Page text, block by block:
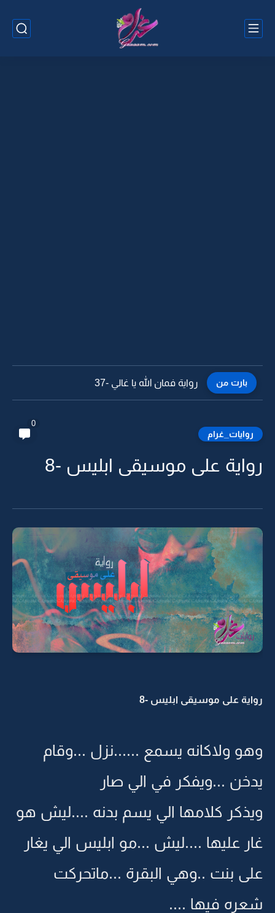
بارت من رواية فمان الله يا غالي -36
روايات_غرام
0
رواية على موسيقى ابليس -8
رواية على موسيقى ابليس -8
وهو ولاكانه يسمع ......نزل ...وقام
يدخن ...ويفكر في الي صار
ويذكر كلامها الي يسم بدنه ....ليش هو
غار عليها ....ليش ...مو ابليس الي يغار
على بنت ..وهي البقرة ...ماتحركت
شعره فيها ....